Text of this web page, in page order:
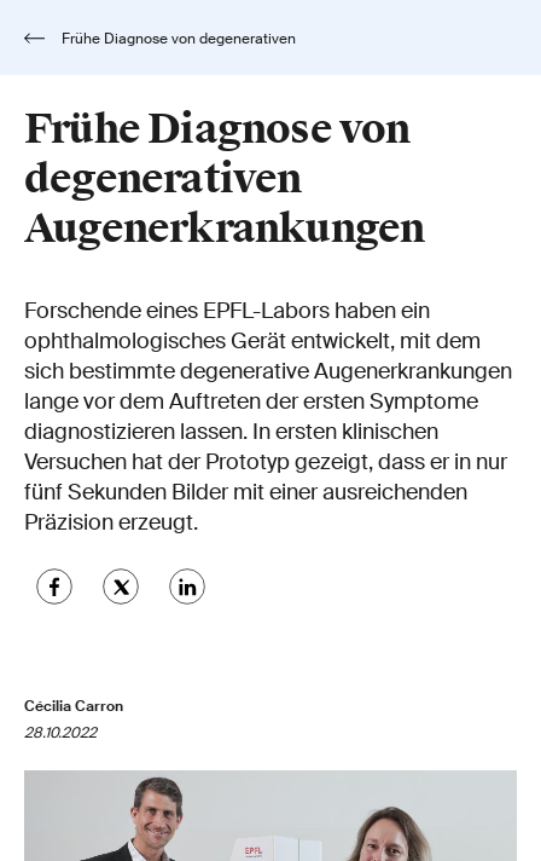
Frühe Diagnose von
degenerativen
Augenerkrankungen
Forschende eines EPFL-Labors haben ein
ophthalmologisches Gerät entwickelt, mit dem
sich bestimmte degenerative Augenerkrankungen
lange vor dem Auftreten der ersten Symptome
diagnostizieren lassen. In ersten klinischen
Versuchen hat der Prototyp gezeigt, dass er in nur
fünf Sekunden Bilder mit einer ausreichenden
Präzision erzeugt.
Cécilia Carron
28.10.2022